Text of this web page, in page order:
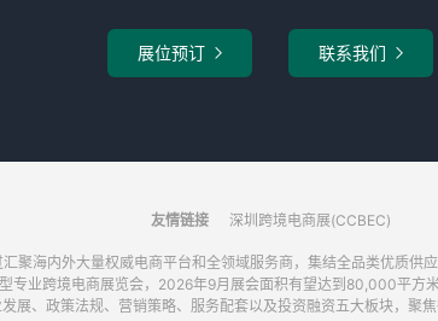
展位预订  联系我们 
友情链接 深圳跨境电商展(CCBEC)
聚海内外大量权威电商平台和全领域服务商，集结全品类优质
专业跨境电商展览会，2026年9月展会面积有望达到80,000平
展、政策法规、营销策略、服务配套以及投资融资五大板块，聚